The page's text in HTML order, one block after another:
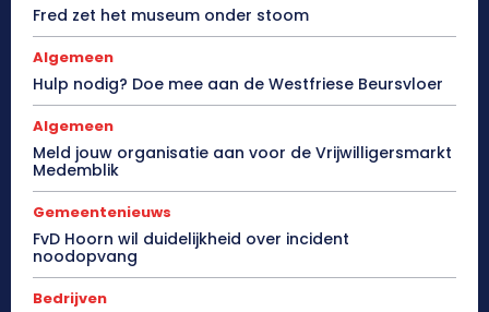
Fred zet het museum onder stoom
Algemeen
Hulp nodig? Doe mee aan de Westfriese Beursvloer
Algemeen
Meld jouw organisatie aan voor de Vrijwilligersmarkt
Medemblik
Gemeentenieuws
FvD Hoorn wil duidelijkheid over incident
noodopvang
Bedrijven